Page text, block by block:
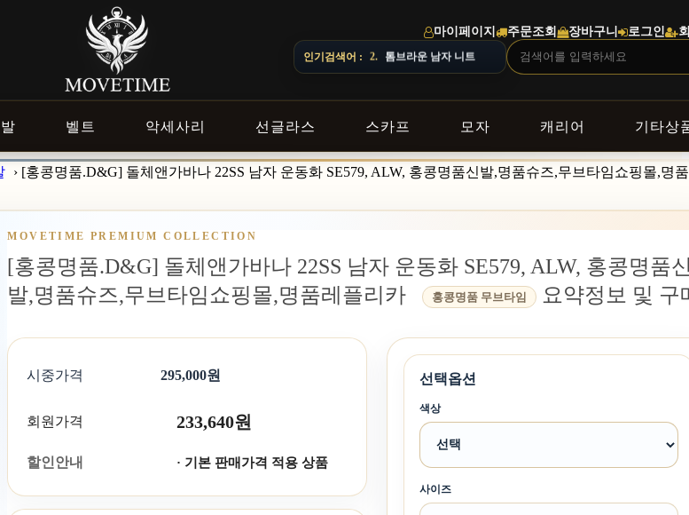
다.
마이페이지 주문조회 장바구니 로그인
인기검색어 : 3. 버버리 남자 셔츠
벨트 악세사리 선글라스 스카프 모자 캐리어 기타상
› [홍콩명품.D&G] 돌체앤가바나 22SS 남자 운동화 SE579, ALW, 홍콩명품신발,명품슈즈,무브타임쇼핑몰,명
MOVETIME PREMIUM COLLECTION
[홍콩명품.D&G] 돌체앤가바나 22SS 남자 운동화 SE579, ALW, 홍콩명품
발,명품슈즈,무브타임쇼핑몰,명품레플리카
홍콩명품 무브타임 요약정보 및 구
시중가격 295,000원
회원가격 233,640원
할인안내 · 기본 판매가격 적용 상품
선택옵션
색상
사이즈